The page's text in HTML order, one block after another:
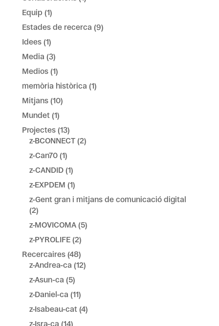
Equip (1)
Estades de recerca (9)
Idees(1)
Media (3)
Medios(1)
memòria històrica (1)
Mitjans(10)
Mundet(1)
Projectes(13)
z-BCONNECT(2)
z-Can70(1)
z-CANDID(1)
z-EXPDEM (1)
z-Gent gran i mitjans de comunicació digital
(2)
z-MOVICOMA(5)
z-PYROLIFE(2)
Recercaires(48)
z-Andrea-ca (12)
z-Asun-ca (5)
z-Daniel-ca (11)
z-Isabeau-cat(4)
z-Isra-ca (14)